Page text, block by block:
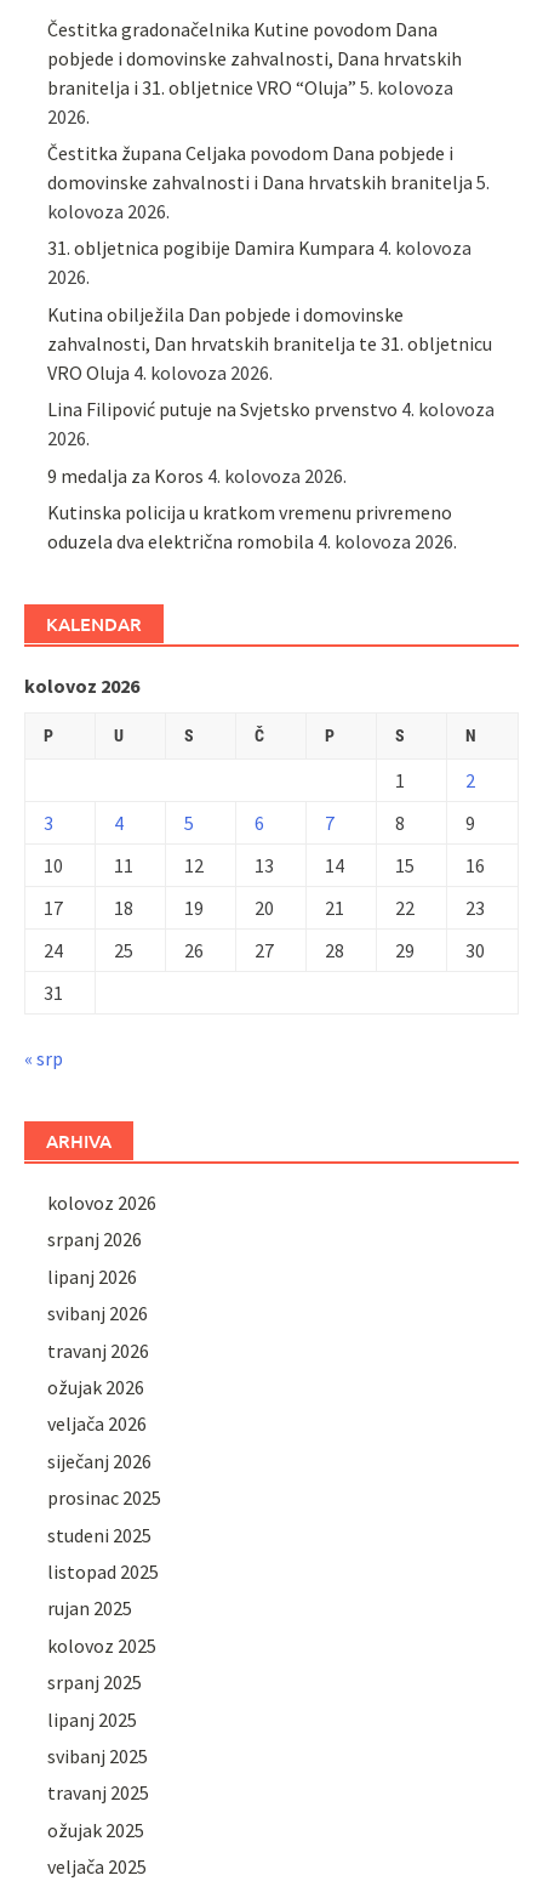
Čestitka gradonačelnika Kutine povodom Dana
pobjede i domovinske zahvalnosti, Dana hrvatskih
branitelja i 31. obljetnice VRO “Oluja” 5. kolovoza
2026.
Čestitka župana Celjaka povodom Dana pobjede i
domovinske zahvalnosti i Dana hrvatskih branitelja 5.
kolovoza 2026.
31. obljetnica pogibije Damira Kumpara 4. kolovoza
2026.
Kutina obilježila Dan pobjede i domovinske
zahvalnosti, Dan hrvatskih branitelja te 31. obljetnicu
VRO Oluja 4. kolovoza 2026.
Lina Filipović putuje na Svjetsko prvenstvo 4. kolovoza
2026.
9 medalja za Koros 4. kolovoza 2026.
Kutinska policija u kratkom vremenu privremeno
oduzela dva električna romobila 4. kolovoza 2026.
KALENDAR
kolovoz 2026
P U S Č P S N
1
2
3
4 5 6 7 8
9
10
11 12 13 14 15
16
17
18 19 20 21 22
23
24
25 26 27 28 29
30
31
« srp
ARHIVA
kolovoz 2026
srpanj 2026
lipanj 2026
svibanj 2026
travanj 2026
ožujak 2026
veljača 2026
siječanj 2026
prosinac 2025
studeni 2025
listopad 2025
rujan 2025
kolovoz 2025
srpanj 2025
lipanj 2025
svibanj 2025
travanj 2025
ožujak 2025
veljača 2025